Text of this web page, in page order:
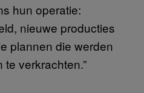
hun operatie:
nieuwe producties
plannen die werden
verkrachten.”